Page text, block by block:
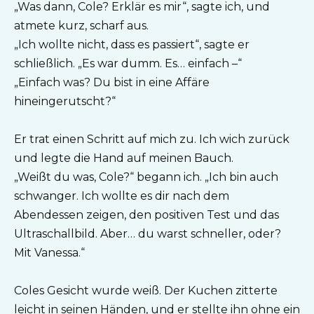
„Was dann, Cole? Erklär es mir“, sagte ich, und
atmete kurz, scharf aus.
„Ich wollte nicht, dass es passiert“, sagte er
schließlich. „Es war dumm. Es… einfach –“
„Einfach was? Du bist in eine Affäre
hineingerutscht?“
Er trat einen Schritt auf mich zu. Ich wich zurück
und legte die Hand auf meinen Bauch.
„Weißt du was, Cole?“ begann ich. „Ich bin auch
schwanger. Ich wollte es dir nach dem
Abendessen zeigen, den positiven Test und das
Ultraschallbild. Aber… du warst schneller, oder?
Mit Vanessa.“
Coles Gesicht wurde weiß. Der Kuchen zitterte
leicht in seinen Händen, und er stellte ihn ohne ein